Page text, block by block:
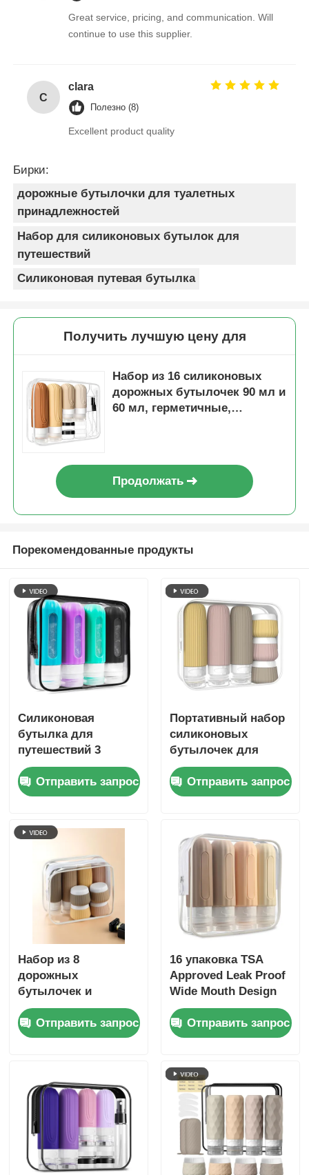
Great service, pricing, and communication. Will
continue to use this supplier.
C
clara
Полезно (8)
Excellent product quality
Бирки:
дорожные бутылочки для туалетных
принадлежностей
Набор для силиконовых бутылок для
путешествий
Силиконовая путевая бутылка
Получить лучшую цену для
Набор из 16 силиконовых
дорожных бутылочек 90 мл и
60 мл, герметичные,
Продолжать
Порекомендованные продукты
Силиконовая
бутылка для
путешествий 3
унции/90 мл с
прозрачным окном
Отправить запрос
Портативный набор
силиконовых
бутылочек для
туалетных
принадлежностей,
одобренный TSA,
Отправить запрос
Набор из 8
дорожных
бутылочек и
контейнеров,
герметичные, 90 мл
силиконовая
баночки
Отправить запрос
16 упаковка TSA
Approved Leak Proof
Wide Mouth Design
Силиконовая
бутылка для
путешествий с
контейнерами для
туалетных
принадлежностей
Отправить запрос